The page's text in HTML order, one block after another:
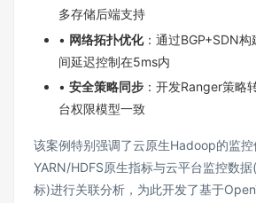
多存储后端支持
• 网络拓扑优化：通过BGP+SDN
间延迟控制在5ms内
• 安全策略同步 ：开发Ranger策略
台权限模型一致
该案例特别强调了云原生Hadoop的监
YARN/HDFS原生指标与云平台监控数
标)进行关联分析，为此开发了基于